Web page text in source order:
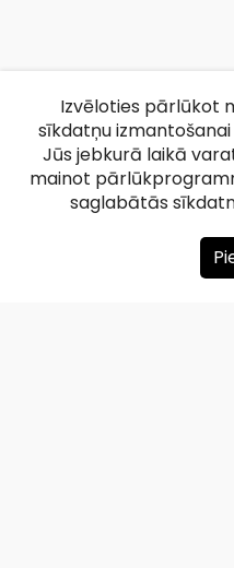
Izvēloties pārlūkot
sīkdatņu
Jūs jebkurā laikā
mainot
saglabātās